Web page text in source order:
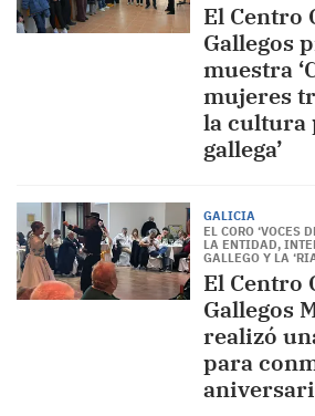
El Centro
Gallegos
muestra
mujeres
la cultura
gallega’
GALICIA
EL CORO ‘VOCES
LA ENTIDAD,
GALLEGO Y LA
El Centro
Gallegos
realizó
para